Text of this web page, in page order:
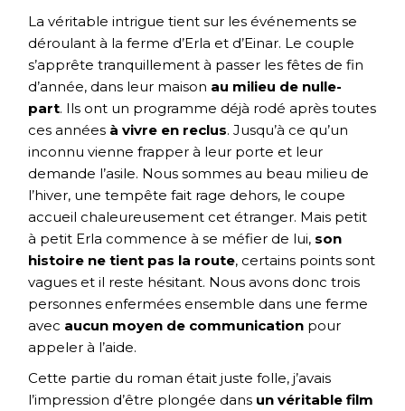
La véritable intrigue tient sur les événements se
déroulant à la ferme d’Erla et d’Einar. Le couple
s’apprête tranquillement à passer les fêtes de fin
d’année, dans leur maison au milieu de nulle-
part. Ils ont un programme déjà rodé après toutes
ces années à vivre en reclus. Jusqu’à ce qu’un
inconnu vienne frapper à leur porte et leur
demande l’asile. Nous sommes au beau milieu de
l’hiver, une tempête fait rage dehors, le coupe
accueil chaleureusement cet étranger. Mais petit
à petit Erla commence à se méfier de lui, son
histoire ne tient pas la route, certains points sont
vagues et il reste hésitant. Nous avons donc trois
personnes enfermées ensemble dans une ferme
avec aucun moyen de communication pour
appeler à l’aide.
Cette partie du roman était juste folle, j’avais
l’impression d’être plongée dans un véritable film